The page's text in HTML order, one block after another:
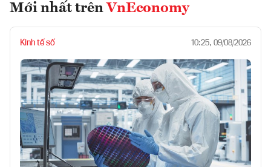
Mới nhất trên VnEconomy
Kinh tế số 10:25, 09/08/2026